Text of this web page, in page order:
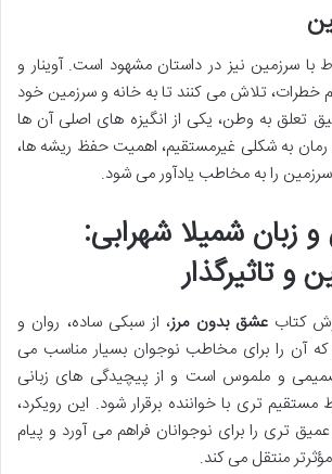
سرزمین نیز در داستان مشهود است. آوینار و
خطرات، تلاش می کنند تا به خانه و سرزمین خود
تعلق به وطن، یکی از انگیزه های اصلی آن ها
رمان به شکلی غیرمستقیم، اهمیت حفظ ریشه ها،
را به مخاطب یادآور می شود.
زبان شمیلا شهرابی:
و تاثیرگذار
کتابعشق بدون مرز، از سبکی ساده، روان و
آن را برای مخاطب نوجوان بسیار مناسب می
و ملموس است و از پیچیدگی های زبانی
مستقیم تری با خواننده برقرار شود. این رویکرد،
تری را برای نوجوانان فراهم می آورد و پیام
منتقل می کند.